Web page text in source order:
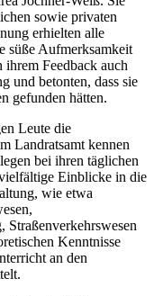
sowie privaten
erhielten alle
süße Aufmerksamkeit
Feedback auch
und betonten, dass sie
gefunden hätten.
Leute die
Landratsamt kennen
bei ihren täglichen
Einblicke in die
wie etwa
Kenntnisse
an den